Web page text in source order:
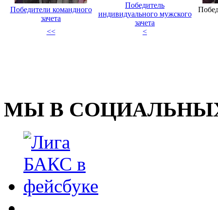
Победители командного
зачета
Победитель
индивидуального мужского
зачета
<< <
МЫ В